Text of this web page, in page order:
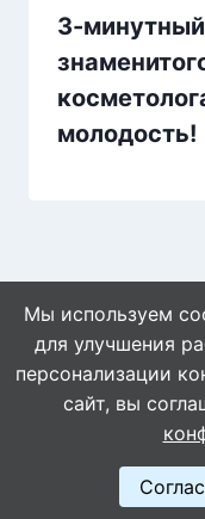
3-
молодость!
©
Мы используем
для улучшения
персонализации
сайт, вы